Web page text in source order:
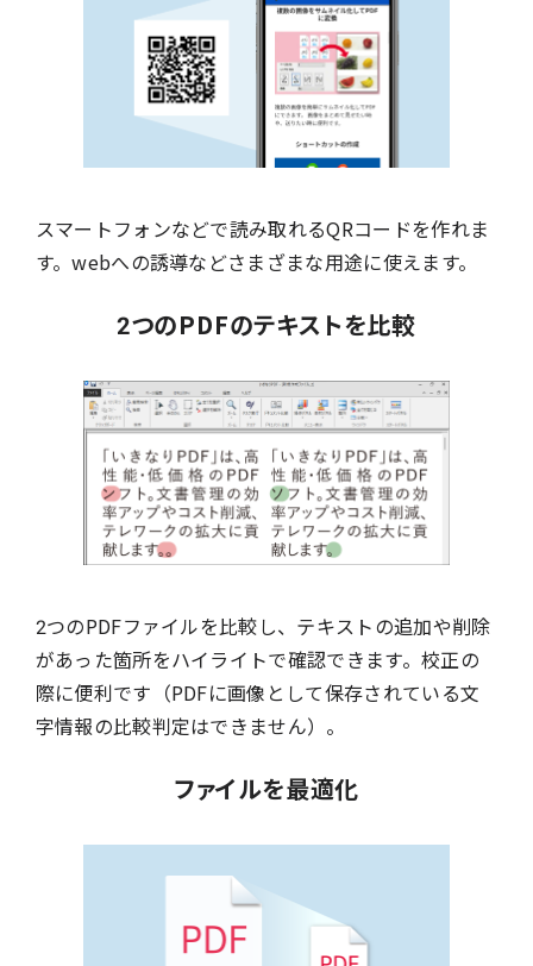
スマートフォンなどで読み取れるQRコードを作れま
す。webへの誘導などさまざまな用途に使えます。
2つのPDFのテキストを比較
2つのPDFファイルを比較し、テキストの追加や削除
があった箇所をハイライトで確認できます。校正の
際に便利です（PDFに画像として保存されている文
字情報の比較判定はできません）。
ファイルを最適化